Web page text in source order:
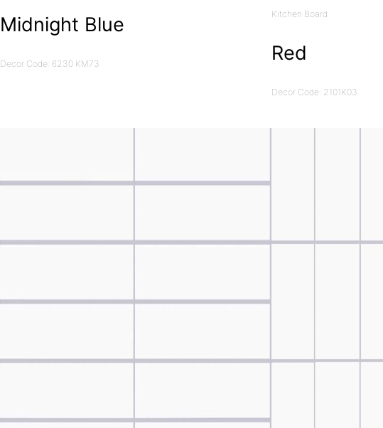
Midnight Blue
Decor Code: 6230 KM73
Kitchen Board
Red
Decor Code: 2101K03